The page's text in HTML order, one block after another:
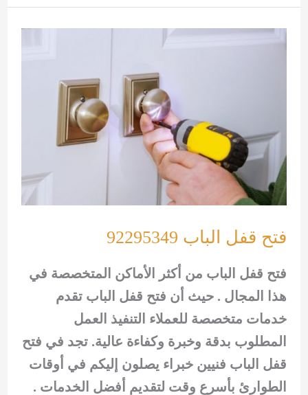
باب
خشب
فتح قفل الباب 92295349
فتح قفل الباب من أكثر الأماكن المتخصصة في
هذا المجال . حيث أن فتح قفل الباب تقدم
خدمات متخصصة للعملاء التنفيذ العمل
المطلوب بدقة وخبرة وكفاءة عالية. تجد في فتح
قفل الباب فنيين خبراء يصلون إليكم في أوقات
الطوارئ بأسرع وقت لتقديم أفضل الخدمات .